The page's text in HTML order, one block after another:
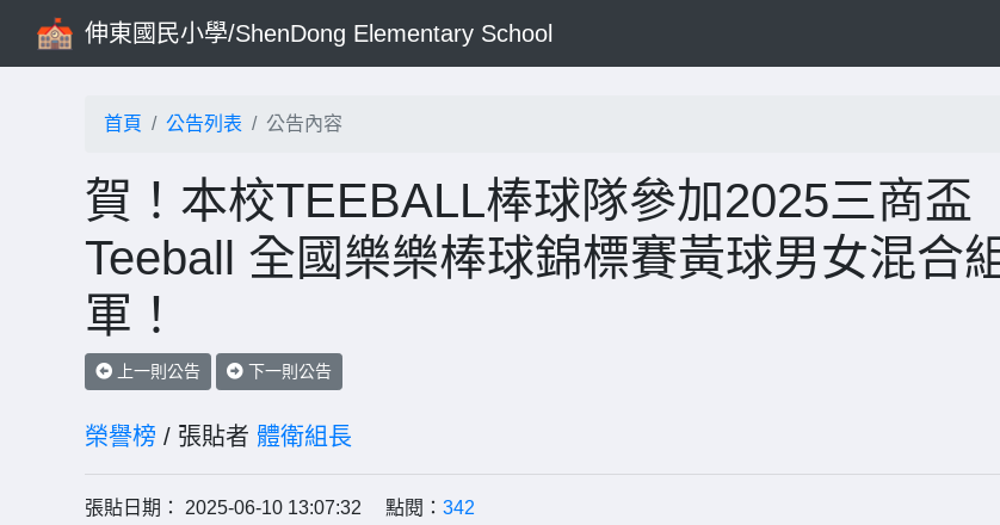
伸東國民小學/ShenDong Elementary School
首頁 公告列表 公告內容
賀！本校TEEBALL棒球隊參加2025三商盃
Teeball 全國樂樂棒球錦標賽黃球男女混合
軍！
上一則公告 下一則公告
榮譽榜 / 張貼者 體衛組長
張貼日期： 2025-06-10 13:07:32 點閱： 342